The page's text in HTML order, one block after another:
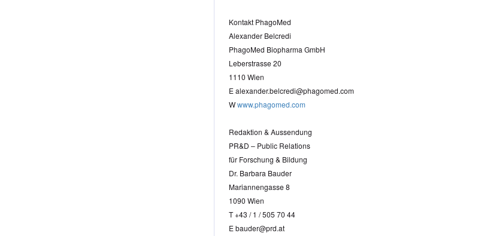
Kontakt PhagoMed
Alexander Belcredi
PhagoMed Biopharma GmbH
Leberstrasse 20
1110 Wien
E alexander.belcredi@phagomed.com
Wwww.phagomed.com
Redaktion & Aussendung
PR&D – Public Relations
für Forschung & Bildung
Dr. Barbara Bauder
Mariannengasse 8
1090 Wien
T +43 / 1 / 505 70 44
E bauder@prd.at